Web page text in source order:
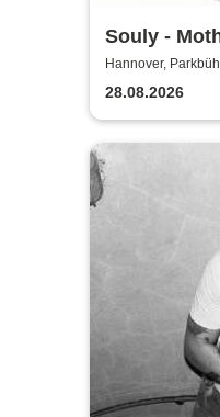
Souly -
Hannover,
28.08.2026